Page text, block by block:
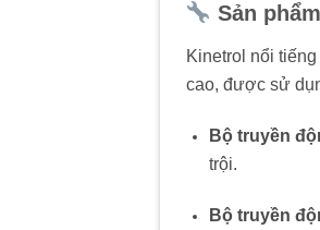
Sản
Kinetrol nổi
cao, được sử
Bộ truyền
trội.
Bộ truyền